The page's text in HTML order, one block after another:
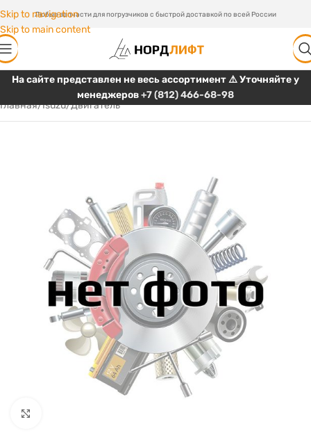
Skip to navigation
Skip to main content
Любые запчасти для погрузчиков с быстрой доставкой по всей России
На сайте представлен не весь ассортимент ⚠️ Уточняйте у
менеджеров+7 (812) 466-68-98
Главная/Isuzu/Двигатель